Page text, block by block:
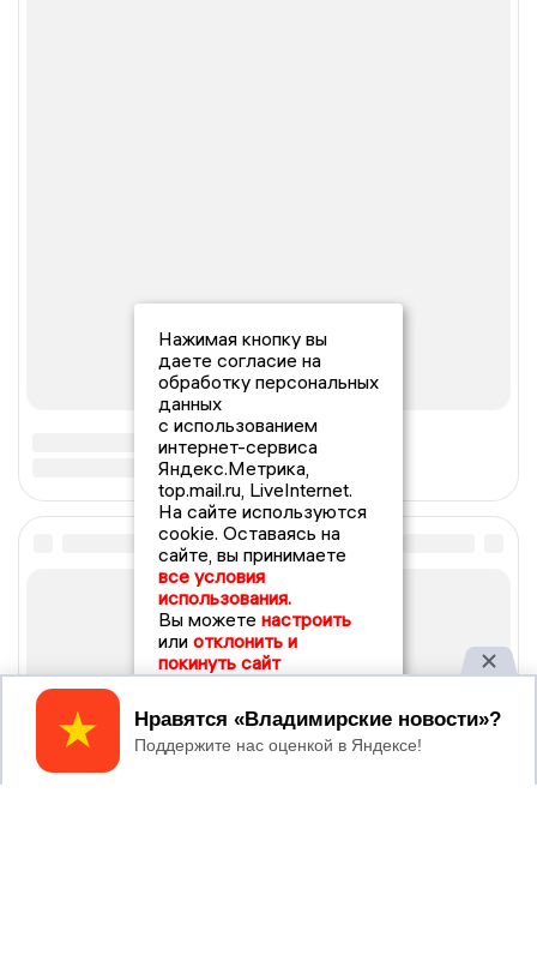
Нажимая кнопку вы
даете согласие на
обработку персональных
данных
с использованием
интернет-сервиса
Яндекс.Метрика,
top.mail.ru, LiveInternet.
На сайте используются
cookie. Оставаясь на
сайте, вы принимаете
все условия
использования.
Вы можете настроить
или отклонить и
покинуть сайт
Принять